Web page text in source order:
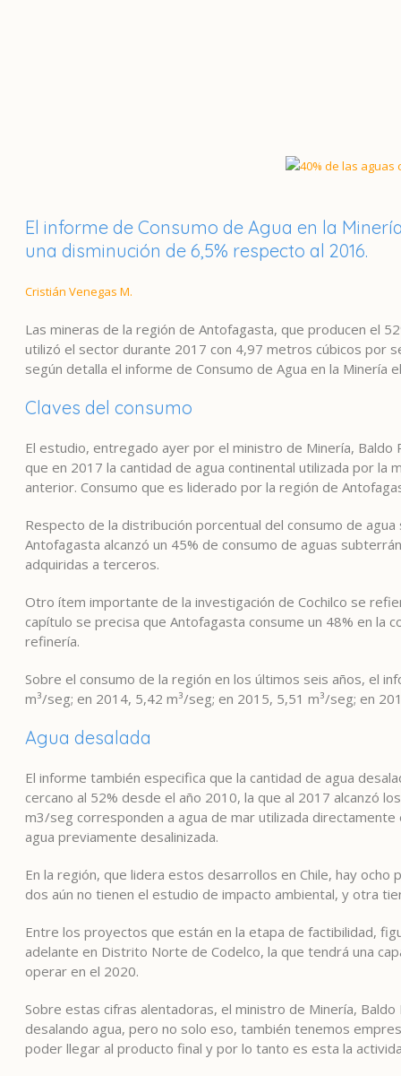
El informe de Consumo de Agua en la
una disminución de 6,5% respecto al 2016.
Cristián Venegas M.
Las mineras de la región de Antofagasta, que producen el
utilizó el sector durante 2017 con 4,97 metros cúbicos por
según detalla el informe de Consumo de Agua en la Minería
Claves del consumo
El estudio, entregado ayer por el ministro de Minería,
que en 2017 la cantidad de agua continental utilizada por la
anterior. Consumo que es liderado por la región de
Respecto de la distribución porcentual del consumo de
Antofagasta alcanzó un 45% de consumo de aguas
adquiridas a terceros.
Otro ítem importante de la investigación de Cochilco se
capítulo se precisa que Antofagasta consume un 48% en la
refinería.
Sobre el consumo de la región en los últimos seis años, el
m³/seg; en 2014, 5,42 m³/seg; en 2015, 5,51 m³/seg; en
Agua desalada
El informe también especifica que la cantidad de agua
cercano al 52% desde el año 2010, la que al 2017 alcanzó
m3/seg corresponden a agua de mar utilizada
agua previamente desalinizada.
En la región, que lidera estos desarrollos en Chile, hay
dos aún no tienen el estudio de impacto ambiental, y otra
Entre los proyectos que están en la etapa de factibilidad,
adelante en Distrito Norte de Codelco, la que tendrá una
operar en el 2020.
Sobre estas cifras alentadoras, el ministro de Minería,
desalando agua, pero no solo eso, también tenemos
poder llegar al producto final y por lo tanto es esta la